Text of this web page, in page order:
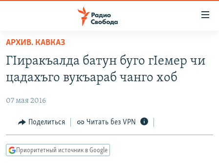
упрощенного
доступа
основному
Вернутся
главной
навигации
ПОДКАСТЫ
АВТОРСКИЕ ПРОЕКТЫ
ЦИТАТЫ СВОБОДЫ
МНЕНИЯ
IDEL.РЕАЛИИ
АРХИВ. КАВКАЗ
ГIиракъалда батун буго гIемер чи
цадахъго вукъараб чанго хоб
07 мая 2016
Поделиться Читать без VPN
Приоритетный источник в Google